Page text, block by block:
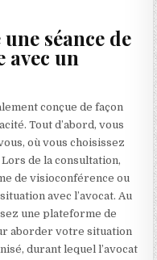
séance de
un
conçue de façon
Tout d’abord, vous
où vous choisissez
de la consultation,
de visioconférence ou
avec l’avocat. Au
une plateforme de
aborder votre situation
durant lequel l’avocat